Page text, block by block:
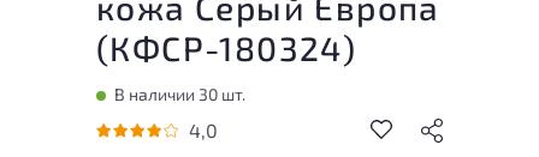
(КФСР-180324)
В наличии 30 шт.
4,0